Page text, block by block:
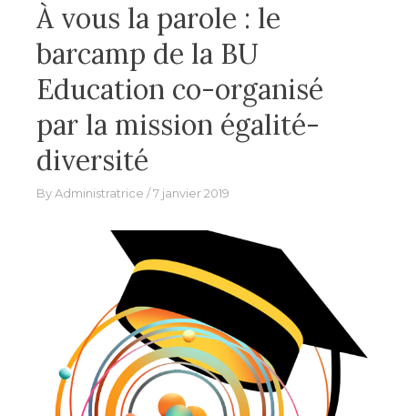
À vous la parole : le
barcamp de la BU
Education co-organisé
par la mission égalité-
diversité
ByAdministratrice 7 janvier 2019